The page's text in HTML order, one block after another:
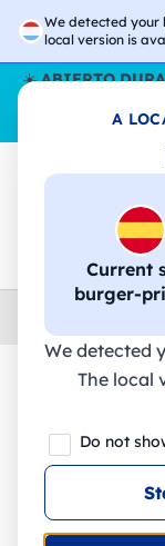
We detected your
local version is
A
Current
burger-
We detected
The local
Do not
☀️ABIERTO
pedidos durante
🔎
🔥 -30% de
hombre